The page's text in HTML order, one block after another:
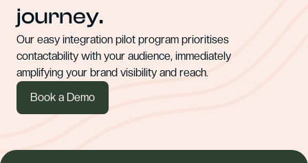
journey.
Our easy integration pilot program prioritises
contactability with your audience, immediately
amplifying your brand visibility and reach.
Book a Demo